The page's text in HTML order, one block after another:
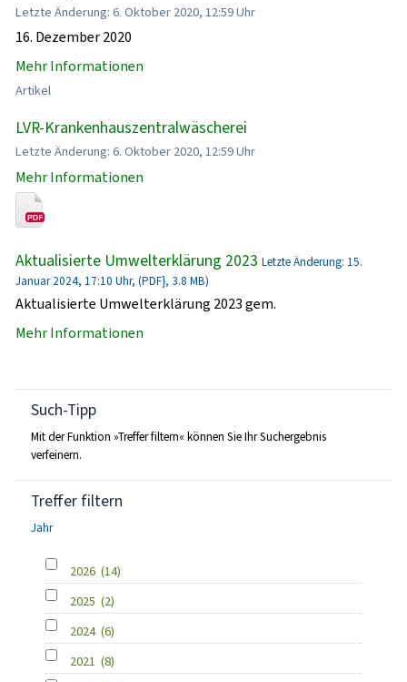
Letzte Änderung: 6. Oktober 2020, 12:59 Uhr
16. Dezember 2020
Mehr Informationen
Artikel
LVR-Krankenhauszentralwäscherei
Letzte Änderung: 6. Oktober 2020, 12:59 Uhr
Mehr Informationen
Aktualisierte Umwelterklärung 2023 Letzte Änderung: 15.
Januar 2024, 17:10 Uhr, (PDF}, 3.8 MB)
Aktualisierte Umwelterklärung 2023 gem.
Mehr Informationen
Such-Tipp
Mit der Funktion »Treffer filtern« können Sie Ihr Suchergebnis
verfeinern.
Treffer filtern
Jahr
2026 (14)
2025 (2)
2024 (6)
2021 (8)